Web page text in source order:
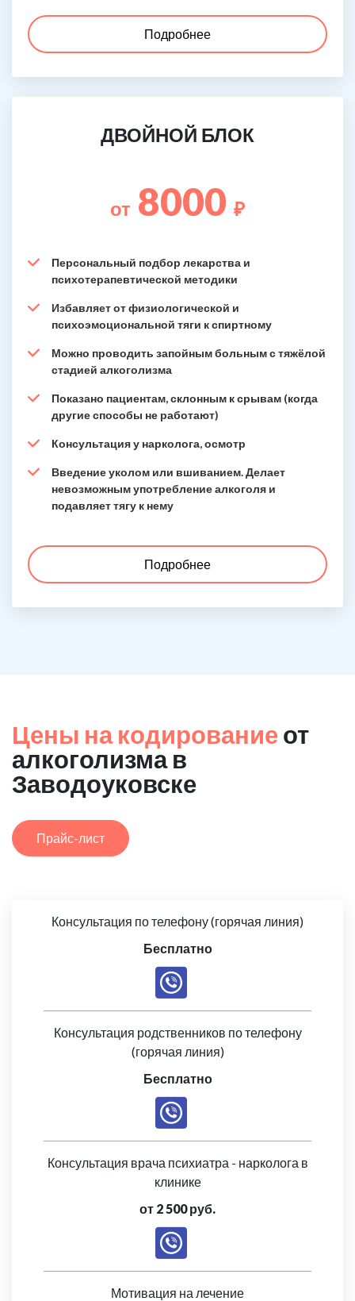
Подробнее
ДВОЙНОЙ БЛОК
от 8000 ₽
Персональный подбор лекарства и
психотерапевтической методики
Избавляет от физиологической и
психоэмоциональной тяги к спиртному
Можно проводить запойным больным с тяжёлой
стадией алкоголизма
Показано пациентам, склонным к срывам (когда
другие способы не работают)
Консультация у нарколога, осмотр
Введение уколом или вшиванием. Делает
невозможным употребление алкоголя и
подавляет тягу к нему
Подробнее
Цены на кодирование от
алкоголизма в
Заводоуковске
Прайс-лист
Консультация по телефону (горячая линия)
Бесплатно
Консультация родственников по телефону
(горячая линия)
Бесплатно
Консультация врача психиатра - нарколога в
клинике
от 2 500 руб.
Мотивация на лечение